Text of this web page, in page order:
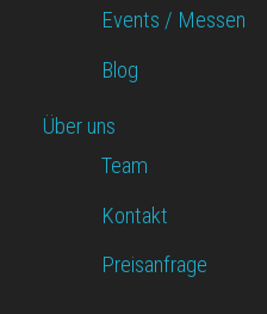
Events / Messen
Blog
Über uns
Team
Kontakt
Preisanfrage